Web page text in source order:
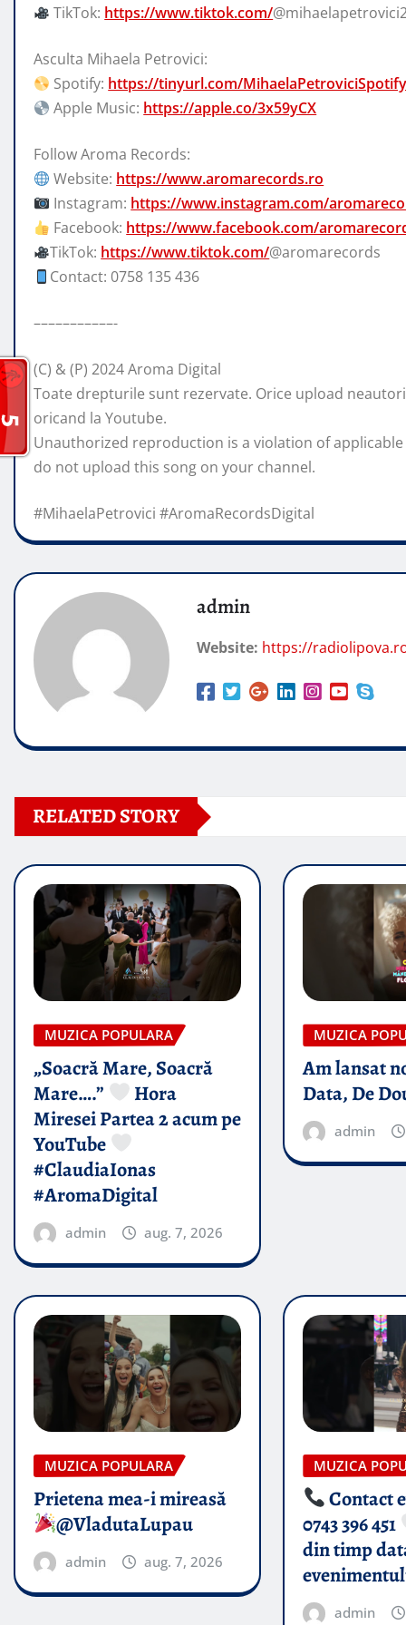
TikTok: https://www.tiktok.com/
Asculta Mihaela Petrovici:
Spotify: https://tinyurl.com/
Apple Music: https://apple.co/3x59yCX
Follow Aroma Records:
Website: https://www.aromarecords.ro
Instagram: https://www.instagram.com/
Facebook: https://www.facebook.com/
TikTok: https://www.tiktok.com/@aromarecords
Contact: 0758 135 436
–––––––––––-
(C) & (P) 2024 Aroma Digital
Toate drepturile sunt rezervate. Orice upload
oricand la Youtube.
Unauthorized reproduction is a violation of
do not upload this song on your channel.
#MihaelaPetrovici #AromaRecordsDigital
admin
Website: https://
RELATED STORY
MUZICA POPULARA
„Soacră Mare, Soacră
Mare….”
Hora
Miresei Partea 2 acum pe
YouTube
#ClaudiaIonas
#AromaDigital
admin aug. 7, 2026
MUZICA
Am lansat
Data, De
admin
MUZICA POPULARA
Prietena mea-i mireasă​
@VladutaLupau
admin aug. 7, 2026
MUZICA
Contact
0743 396 451
din timp
admin